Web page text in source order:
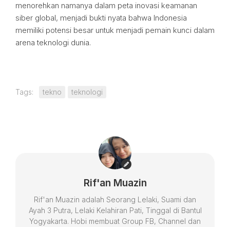
menorehkan namanya dalam peta inovasi keamanan
siber global, menjadi bukti nyata bahwa Indonesia
memiliki potensi besar untuk menjadi pemain kunci dalam
arena teknologi dunia.
Tags: tekno teknologi
Rif'an Muazin
Rif'an Muazin adalah Seorang Lelaki, Suami dan
Ayah 3 Putra, Lelaki Kelahiran Pati, Tinggal di Bantul
Yogyakarta. Hobi membuat Group FB, Channel dan